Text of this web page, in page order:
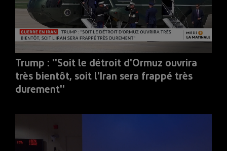
Trump : ''Soit le détroit d'Ormuz ouvrira
très bientôt, soit l'Iran sera frappé très
durement''